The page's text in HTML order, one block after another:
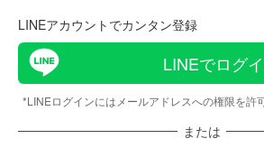
LINEアカウントでカンタン登録
LINEでログ
*LINEログインにはメールアドレスへの権限を許
または